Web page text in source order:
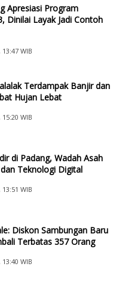
Apresiasi Program
Dinilai Layak Jadi Contoh
13:47 WIB
Terdampak Banjir dan
Hujan Lebat
15:20 WIB
di Padang, Wadah Asah
Teknologi Digital
13:51 WIB
Diskon Sambungan Baru
Terbatas 357 Orang
13:40 WIB